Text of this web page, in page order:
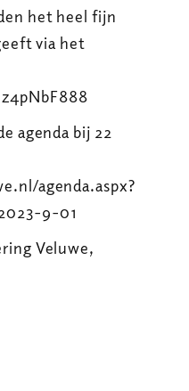
het heel fijn
via het
agenda bij 22
agenda.aspx?
9-01
Veluwe,